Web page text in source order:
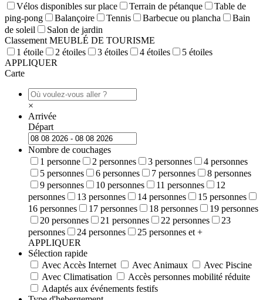
Vélos disponibles sur place
Terrain de pétanque
Table de
ping-pong
Balançoire Tennis Barbecue ou plancha
Bain
de soleil
Salon de jardin
Classement MEUBLÉ DE TOURISME
1 étoile
2 étoiles 3 étoiles 4 étoiles
5 étoiles
APPLIQUER
Carte
×
Arrivée
Départ
Nombre de couchages
1 personne
2 personnes 3 personnes
4 personnes
5 personnes
6 personnes 7 personnes
8 personnes
9 personnes
10 personnes 11 personnes
12
personnes
13 personnes 14 personnes
15 personnes
16 personnes
17 personnes 18 personnes
19 personnes
20 personnes
21 personnes 22 personnes
23
personnes
24 personnes
25 personnes et +
APPLIQUER
Sélection rapide
Avec Accès Internet
Avec Animaux
Avec Piscine
Avec Climatisation
Accès personnes mobilité réduite
Adaptés aux événements festifs